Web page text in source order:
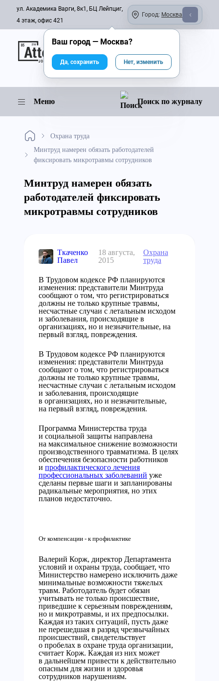
ул. Академика Варги, 8к1, БЦ Лейпциг,
4 этаж, офис 421
Город: Москва
Онлайн-журнал
Меню Поиск по журналу
Охрана труда
Минтруд намерен обязать работодателей
фиксировать микротравмы сотрудников
Минтруд намерен обязать
работодателей фиксировать
микротравмы сотрудников
Ткаченко
Павел
18 августа,
2015
Охрана
труда
В Трудовом кодексе РФ планируются
изменения: представители Минтруда
сообщают о том, что регистрироваться
должны не только крупные травмы,
несчастные случаи с летальным исходом
и заболевания, происходящие в
организациях, но и незначительные, на
первый взгляд, повреждения.
В Трудовом кодексе РФ планируются
изменения: представители Минтруда
сообщают о том, что регистрироваться
должны не только крупные травмы,
несчастные случаи с летальным исходом
и заболевания, происходящие
в организациях, но и незначительные,
на первый взгляд, повреждения.
Программа Министерства труда
и социальной защиты направлена
на максимальное снижение возможности
производственного травматизма. В целях
обеспечения безопасности работников
и профилактического лечения
профессиональных заболеваний уже
сделаны первые шаги и запланированы
радикальные мероприятия, но этих
планов недостаточно.
От компенсации - к профилактике
Валерий Корж, директор Департамента
условий и охраны труда, сообщает, что
Министерство намерено исключить даже
минимальные возможности тяжелых
травм. Работодатель будет обязан
учитывать не только происшествие,
приведшие к серьезным повреждениям,
но и микротравмы, и их предпосылки.
Каждая из таких ситуаций, пусть даже
не перешедшая в разряд чрезвычайных
происшествий, свидетельствует
о пробелах в охране труда организации,
считает Корж. Каждая из них может
в дальнейшем привести к действительно
опасным для жизни и здоровья
сотрудников нарушениям.
Ваш город — Москва?
Да, сохранить Нет, изменить